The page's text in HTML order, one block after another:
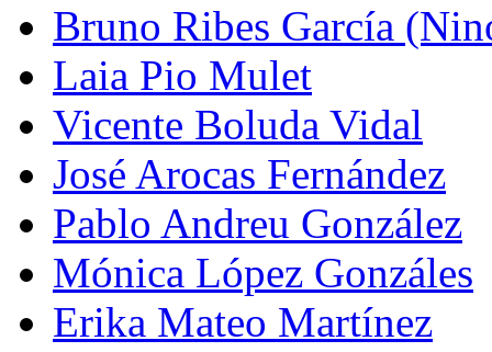
Bruno Ribes García
Laia Pio Mulet
Vicente Boluda Vidal
José Arocas Fernández
Pablo Andreu González
Mónica López Gonzáles
Erika Mateo Martínez